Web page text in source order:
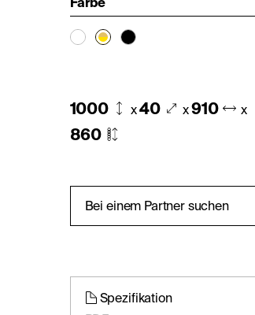
1000 x40 x910 x
860
Bei einem Partner suchen
Spezifikation